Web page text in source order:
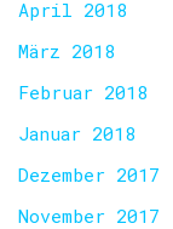
April 2018
März 2018
Februar 2018
Januar 2018
Dezember 2017
November 2017